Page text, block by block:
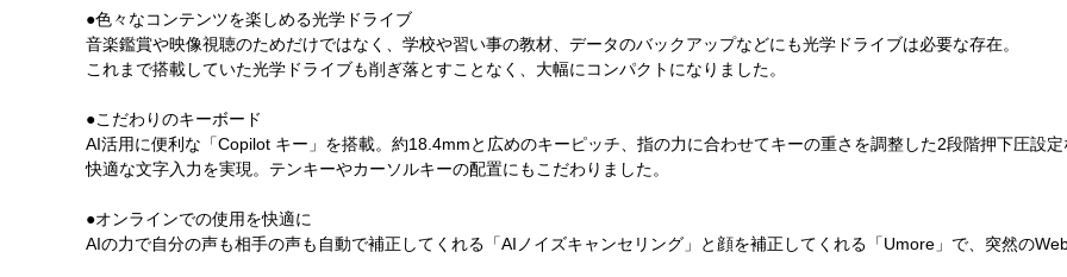
●色々なコンテンツを楽しめる光学ドライブ
音楽鑑賞や映像視聴のためだけではなく、学校や習い事の教材、データのバックアップなどにも光学ドライブは必要な存在。
これまで搭載していた光学ドライブも削ぎ落とすことなく、大幅にコンパクトになりました。
●こだわりのキーボード
AI活用に便利な「Copilot キー」を搭載。約18.4mmと広めのキーピッチ、指の力に合わせてキーの重さを調整した2段階押下圧設定
快適な文字入力を実現。テンキーやカーソルキーの配置にもこだわりました。
●オンラインでの使用を快適に
AIの力で自分の声も相手の声も自動で補正してくれる「AIノイズキャンセリング」と顔を補正してくれる「Umore」で、突然の